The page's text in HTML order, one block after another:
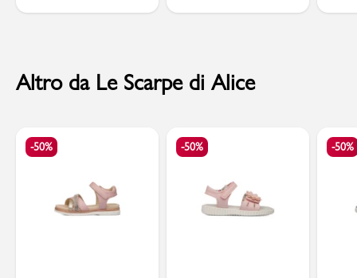
Altro da Le Scarpe di Alice
-50% -50% -50%